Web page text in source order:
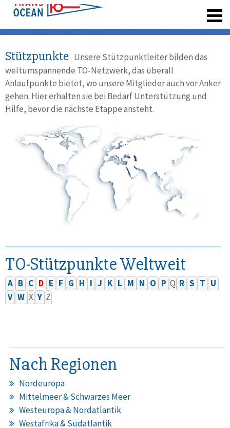
Stützpunkte Unsere Stützpunktleiter bilden das
weltumspannende TO-Netzwerk, das überall
Anlaufpunkte bietet, wo unsere Mitglieder auch vor Anker
gehen. Hier erhalten sie bei Bedarf Unterstützung und
Hilfe, bevor die nächste Etappe ansteht.
TO-Stützpunkte Weltweit
A B C D E F G H I J K L M N O P Q R S T U
V W X Y Z
Nach Regionen
Nordeuropa
Mittelmeer & Schwarzes Meer
Westeuropa & Nordatlantik
Westafrika & Südatlantik